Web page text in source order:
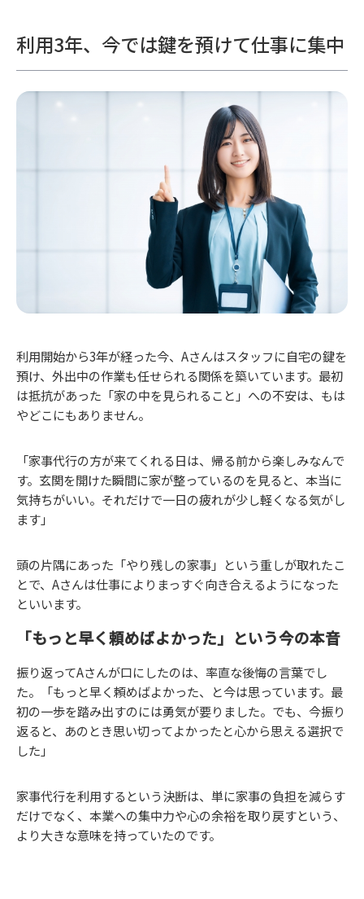
利用3年、今では鍵を預けて仕事に集中
利用開始から3年が経った今、Aさんはスタッフに自宅の鍵を
預け、外出中の作業も任せられる関係を築いています。最初
は抵抗があった「家の中を見られること」への不安は、もは
やどこにもありません。
「家事代行の方が来てくれる日は、帰る前から楽しみなんで
す。玄関を開けた瞬間に家が整っているのを見ると、本当に
気持ちがいい。それだけで一日の疲れが少し軽くなる気がし
ます」
頭の片隅にあった「やり残しの家事」という重しが取れたこ
とで、Aさんは仕事によりまっすぐ向き合えるようになった
といいます。
「もっと早く頼めばよかった」という今の本音
振り返ってAさんが口にしたのは、率直な後悔の言葉でし
た。「もっと早く頼めばよかった、と今は思っています。最
初の一歩を踏み出すのには勇気が要りました。でも、今振り
返ると、あのとき思い切ってよかったと心から思える選択で
した」
家事代行を利用するという決断は、単に家事の負担を減らす
だけでなく、本業への集中力や心の余裕を取り戻すという、
より大きな意味を持っていたのです。